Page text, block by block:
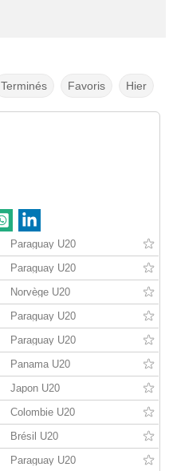
Terminés Favoris Hier
Paraguay U20
Paraguay U20
Norvège U20
Paraguay U20
Paraguay U20
Panama U20
Japon U20
Colombie U20
Brésil U20
Paraguay U20